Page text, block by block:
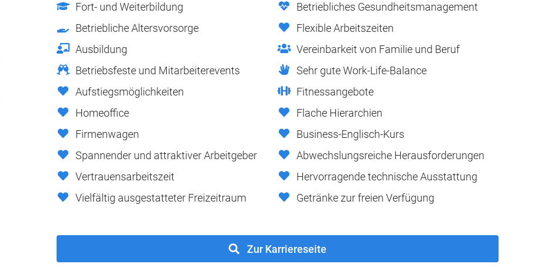
Fort- und Weiterbildung
Betriebliches Gesundheitsmanagement
Betriebliche Altersvorsorge
Flexible Arbeitszeiten
Ausbildung
Vereinbarkeit von Familie und Beruf
Betriebsfeste und Mitarbeiterevents
Sehr gute Work-Life-Balance
Aufstiegsmöglichkeiten
Fitnessangebote
Homeoffice
Flache Hierarchien
Firmenwagen
Business-Englisch-Kurs
Spannender und attraktiver Arbeitgeber
Abwechslungsreiche Herausforderungen
Vertrauensarbeitszeit
Hervorragende technische Ausstattung
Vielfältig ausgestatteter Freizeitraum
Getränke zur freien Verfügung
Zur Karriereseite